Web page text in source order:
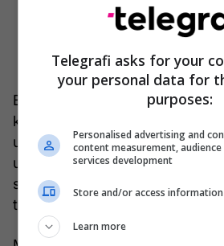
Edhe Avokati i Popullit i
kërkoi që organet kompetente
urgjentisht vendosjen e posterit
urrejtjes ndaj pjesëtarëve të
shqiptare dhe që përgjegjësit të
të ndiqen sipas ligjit.
Telegrafi asks for your
your personal data for
purposes:
Personalised advertising and
content measurement, audience
services development
Store and/or access
Learn more